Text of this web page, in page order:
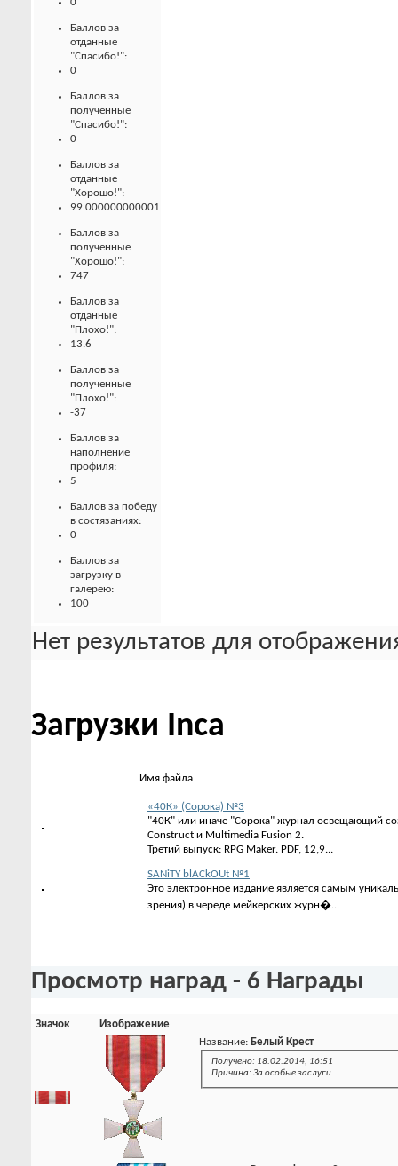
Баллов за
отданные
"Спасибо!":
0
Баллов за
полученные
"Спасибо!":
0
Баллов за
отданные
"Хорошо!":
99.000000000001
Баллов за
полученные
"Хорошо!":
747
Баллов за
отданные
"Плохо!":
13.6
Баллов за
полученные
"Плохо!":
-37
Баллов за
наполнение
профиля:
5
Баллов за победу
в состязаниях:
0
Баллов за
загрузку в
галерею:
100
Нет результатов для
Загрузки Inca
Имя файла
«40К» (Сорока) №3
"40К" или иначе "Сорока" журнал освещающий
Construct и Multimedia Fusion 2.
Третий выпуск: RPG Maker. PDF, 12,9...
SANiTY blACkOUt №1
Это электронное издание является самым
зрения) в череде мейкерских журн�...
Просмотр наград - 6 Награды
Значок
Изображение
Название: Белый Крест
Получено: 18.02.2014, 16:51
Причина: За особые заслуги.